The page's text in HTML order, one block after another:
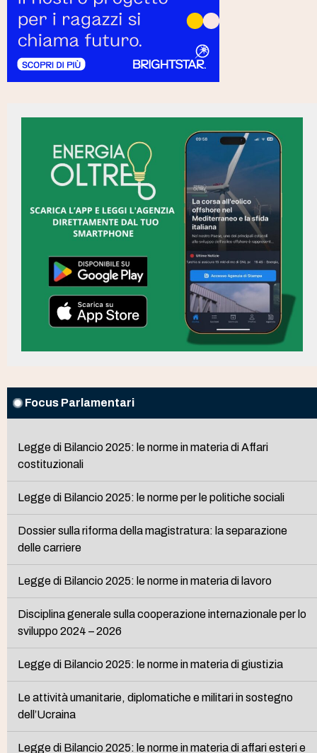
Focus Parlamentari
Legge di Bilancio 2025: le norme in materia di Affari
costituzionali
Legge di Bilancio 2025: le norme per le politiche sociali
Dossier sulla riforma della magistratura: la separazione
delle carriere
Legge di Bilancio 2025: le norme in materia di lavoro
Disciplina generale sulla cooperazione internazionale per lo
sviluppo 2024 – 2026
Legge di Bilancio 2025: le norme in materia di giustizia
Le attività umanitarie, diplomatiche e militari in sostegno
dell’Ucraina
Legge di Bilancio 2025: le norme in materia di affari esteri e